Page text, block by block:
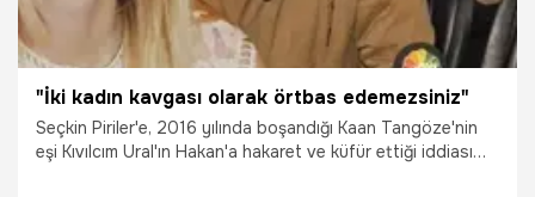
"İki kadın kavgası olarak örtbas edemezsiniz"
Seçkin Piriler'e, 2016 yılında boşandığı Kaan Tangöze'nin
eşi Kıvılcım Ural'ın Hakan'a hakaret ve küfür ettiği iddiası